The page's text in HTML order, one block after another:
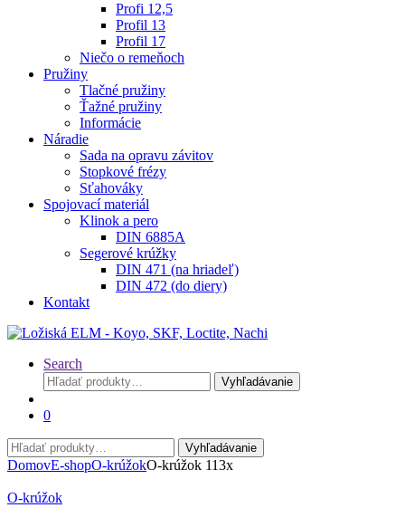
Profi 12,5
Profil 13
Profil 17
Niečo o remeňoch
Pružiny
Tlačné pružiny
Ťažné pružiny
Informácie
Náradie
Sada na opravu závitov
Stopkové frézy
Sťahováky
Spojovací materiál
Klinok a pero
DIN 6885A
Segerové krúžky
DIN 471 (na hriadeľ)
DIN 472 (do diery)
Kontakt
Search
Hľadať:
Vyhľadávanie
0
Hľadať:
Vyhľadávanie
DomovE-shopO-krúžokO-krúžok 113x
O-krúžok